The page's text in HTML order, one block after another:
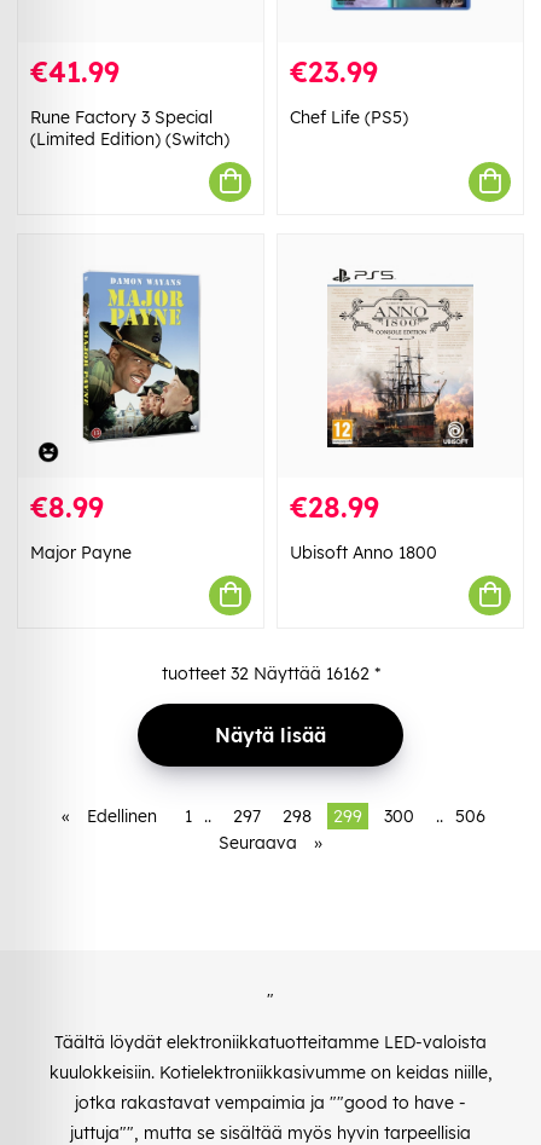
€41.99
Rune Factory 3 Special
(Limited Edition) (Switch)
€23.99
Chef Life (PS5)
€8.99
Major Payne
€28.99
Ubisoft Anno 1800
tuotteet 32Näyttää 16162*
Näytä lisää
« Edellinen 1 .. 297 298 299 300 .. 506
Seuraava
»
"
Täältä löydät elektroniikkatuotteitamme LED-valoista
kuulokkeisiin. Kotielektroniikkasivumme on keidas niille,
jotka rakastavat vempaimia ja ""good to have -
juttuja"", mutta se sisältää myös hyvin tarpeellisia